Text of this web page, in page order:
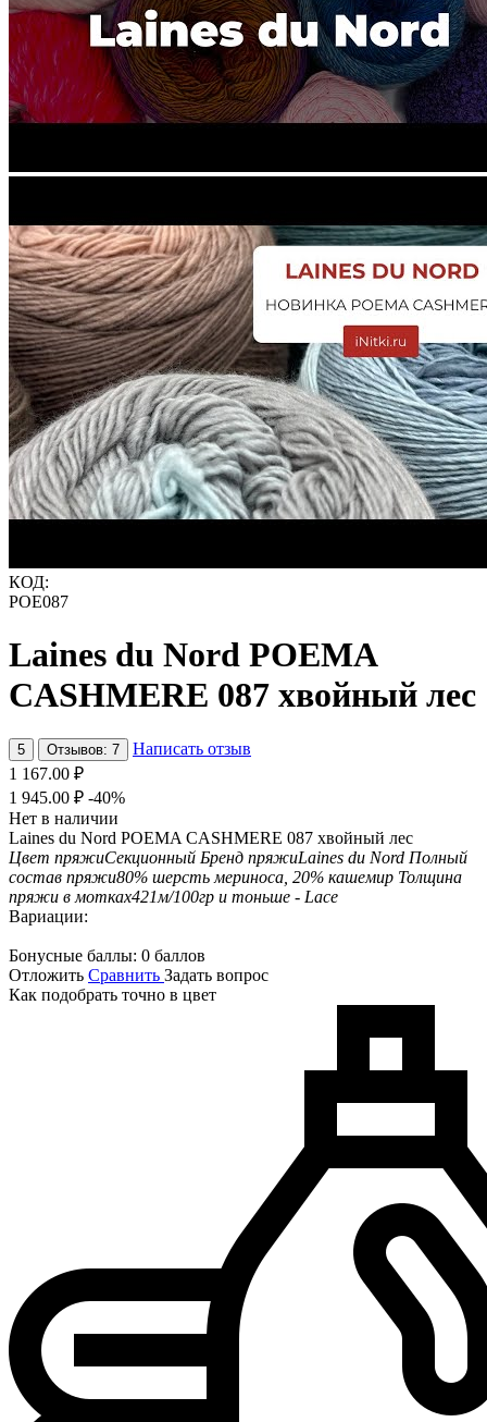
КОД:
POE087
Laines du Nord POEMA
CASHMERE 087 хвойный лес
5 Отзывов: 7
Написать отзыв
1 167.00 ₽
1 945.00 ₽ -40%
Нет в наличии
Laines du Nord POEMA CASHMERE 087 хвойный лес
Цвет пряжиСекционный Бренд пряжиLaines du Nord Полный
состав пряжи80% шерсть мериноса, 20% кашемир Толщина
пряжи в мотках421м/100гр и тоньше - Lace
Вариации:
Бонусные баллы: 0 баллов
Отложить Сравнить Задать вопрос
Как подобрать точно в цвет